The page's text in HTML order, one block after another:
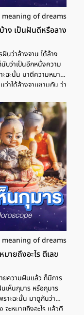
meaning of dreams
าง เป็นฝันดีหรือลาง
นว่าล้างจาน ได้ล้าง
บว่าเป็นอีกหนึ่งความ
ฉะนั้น มาตีความหมาย
ว่าได้ล้างจานชามกัน ว่า
ารฝันว่าได้ล้างจาน
ำนายฝันแล้ว หมายถึง
หวังอะไรเอาไว้ ก็มี
รับข่าวดีจากญาติหรือ
าน ก็มีโอกาสจะได้เลื่อน
กใครที่ฝันว่าล้างจาน
าแล้ว หมายถึง การพบ
ขึ้น หากใครที่ป่วยก็จะ
ตามลำดับ อาจจะต้อง
ช่วงนี้ก็จะประสบความ
ะมาจากญาติผู้ใหญ่หรือ
รที่ฝันว่าทำจานแตก
การประสบความ
จะได้รับการตอบรับเข้า
รทะเลาะเบาะแว้งกับ
ะทำให้เกิดปัญหาบาน
meaning of dreams
ายถึงอะไร ตีเลข
ยความฝันแล้ว ก็มีการ
นเห็นกุมาร หรือกุมาร
าะฉะนั้น มาดูกันว่า
จะหมายถึงอะไร แล้วตี